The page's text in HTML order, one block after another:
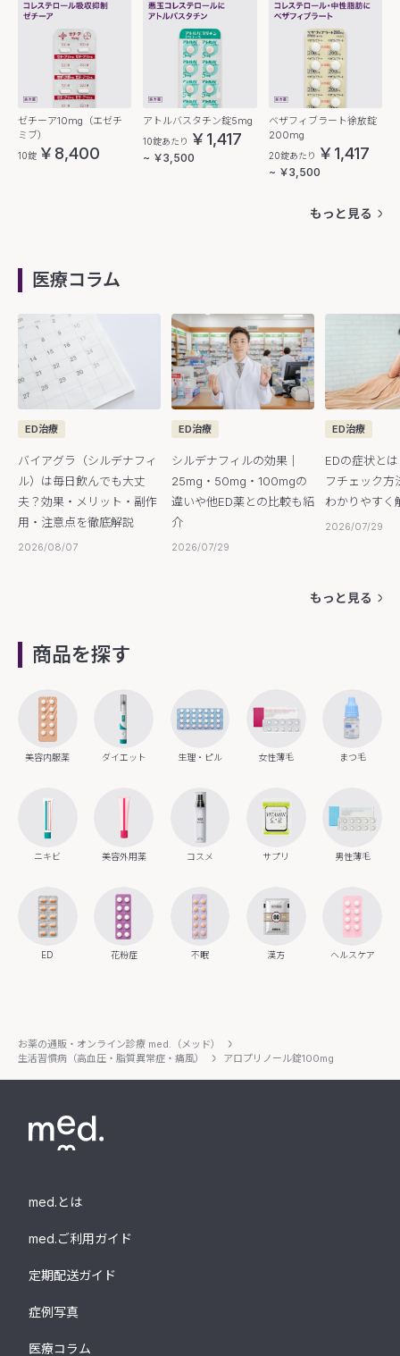
ゼチーア10mg（エゼチ
ミブ）
10錠 ￥8,400
アトルバスタチン錠5mg
10錠あたり ￥1,417
~ ￥3,500
ベザフィブラート徐放錠
200mg
20錠あたり ￥1,417
~ ￥3,500
もっと見る
医療コラム
ED治療
バイアグラ（シルデナフィ
ル）は毎日飲んでも大丈
夫？効果・メリット・副作
用・注意点を徹底解説
2026/08/07
ED治療
シルデナフィルの効果｜
25mg・50mg・100mgの
違いや他ED薬との比較も紹
介
2026/07/29
ED治療
EDの症状と
フチェック方
わかりやすく
2026/07/29
もっと見る
商品を探す
美容内服薬 ダイエット 生理・ピル 女性薄毛 まつ毛
ニキビ 美容外用薬 コスメ サプリ 男性薄毛
ED 花粉症 不眠 漢方 ヘルスケア
お薬の通販・オンライン診療 med.（メッド）
生活習慣病（高血圧・脂質異常症・痛風）
アロプリノール錠100mg
med.とは
med.ご利用ガイド
定期配送ガイド
症例写真
医療コラム